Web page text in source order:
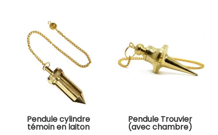
Pendule cylindre
témoin en laiton
Pendule Trouvier
(avec chambre)